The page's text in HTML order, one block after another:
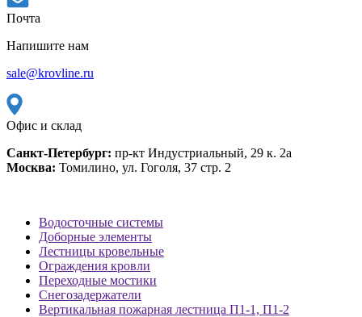
Почта
Напишите нам
sale@krovline.ru
Офис и склад
Санкт-Петербург: пр-кт Индустриальный, 29 к. 2а
Москва: Томилино, ул. Гоголя, 37 стр. 2
Водосточные системы
Доборные элементы
Лестницы кровельные
Ограждения кровли
Переходные мостики
Снегозадержатели
Вертикальная пожарная лестница П1-1, П1-2